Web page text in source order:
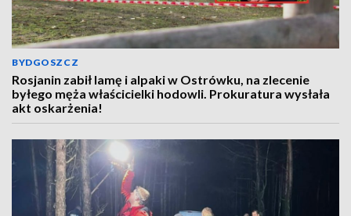
BYDGOSZCZ
Rosjanin zabił lamę i alpaki w Ostrówku, na zlecenie
byłego męża właścicielki hodowli. Prokuratura wysłała
akt oskarżenia!